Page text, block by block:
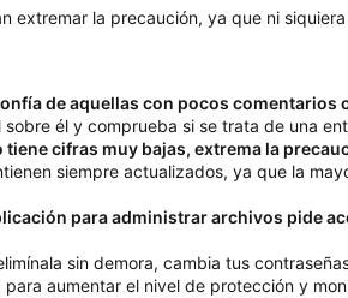
la precaución, ya que ni
de aquellas con pocos comentarios
él y comprueba si se trata de una
cifras muy bajas, extrema la
siempre actualizados, ya que la
para administrar archivos pide
sin demora, cambia tus
aumentar el nivel de protección y